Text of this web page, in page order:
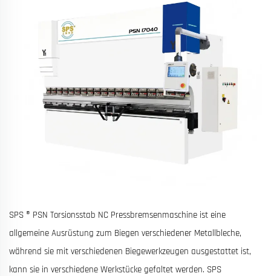
SPS ® PSN Torsionsstab NC Pressbremsenmaschine ist eine
allgemeine Ausrüstung zum Biegen verschiedener Metallbleche,
während sie mit verschiedenen Biegewerkzeugen ausgestattet ist,
kann sie in verschiedene Werkstücke gefaltet werden. SPS